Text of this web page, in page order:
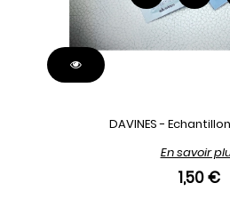
DAVINES -
En savoir
1,50 €